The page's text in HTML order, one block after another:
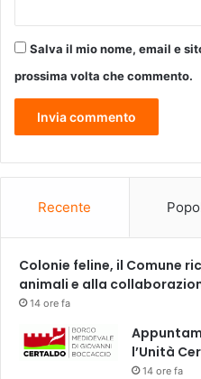
Salva il mio nome, email e
prossima volta che commento.
Recente
Colonie feline, il Comune
animali e alla
14 ore fa
l’Unità
14 ore fa